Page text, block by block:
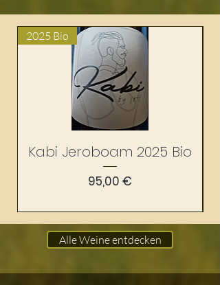
2025 Bio
Kabi Jeroboam 2025 Bio
Preis
95,00 €
Alle Weine entdecken